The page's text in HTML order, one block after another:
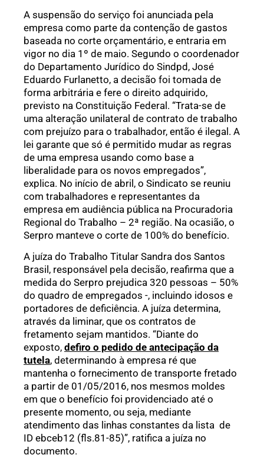
A suspensão do serviço foi anunciada pela
empresa como parte da contenção de gastos
baseada no corte orçamentário, e entraria em
vigor no dia 1º de maio. Segundo o coordenador
do Departamento Jurídico do Sindpd, José
Eduardo Furlanetto, a decisão foi tomada de
forma arbitrária e fere o direito adquirido,
previsto na Constituição Federal. “Trata-se de
uma alteração unilateral de contrato de trabalho
com prejuízo para o trabalhador, então é ilegal. A
lei garante que só é permitido mudar as regras
de uma empresa usando como base a
liberalidade para os novos empregados”,
explica. No início de abril, o Sindicato se reuniu
com trabalhadores e representantes da
empresa em audiência pública na Procuradoria
Regional do Trabalho – 2ª região. Na ocasião, o
Serpro manteve o corte de 100% do benefício.
A juíza do Trabalho Titular Sandra dos Santos
Brasil, responsável pela decisão, reafirma que a
medida do Serpro prejudica 320 pessoas – 50%
do quadro de empregados -, incluindo idosos e
portadores de deficiência. A juíza determina,
através da liminar, que os contratos de
fretamento sejam mantidos. “Diante do
exposto, defiro o pedido de antecipação da
tutela, determinando à empresa ré que
mantenha o fornecimento de transporte fretado
a partir de 01/05/2016, nos mesmos moldes
em que o benefício foi providenciado até o
presente momento, ou seja, mediante
atendimento das linhas constantes da lista de
ID ebceb12 (fls.81-85)”, ratifica a juíza no
documento.